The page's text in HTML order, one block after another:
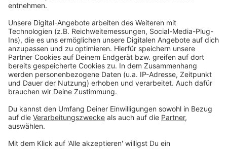
Weßling, Ahaus (Agravis Technik, Gronau)
Präzisionswerkzeugmechaniker Fachrichtung
Zerspanwerkzeuge Nathanael Ewert, Haltern am
See (Stegerhoff, Borken)
Tischler Hendrik Nienhaus, Hamminkeln
(Wiesmanns Küchen, Borken)